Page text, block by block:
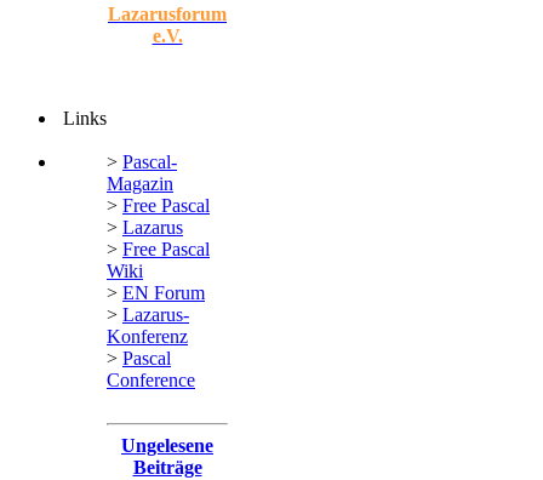
Lazarusforum
e.V.
Links
> Pascal-
Magazin
> Free Pascal
> Lazarus
> Free Pascal
Wiki
> EN Forum
> Lazarus-
Konferenz
> Pascal
Conference
Ungelesene
Beiträge